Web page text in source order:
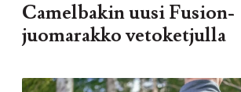
Camelbakin uusi Fusion-
juomarakko vetoketjulla